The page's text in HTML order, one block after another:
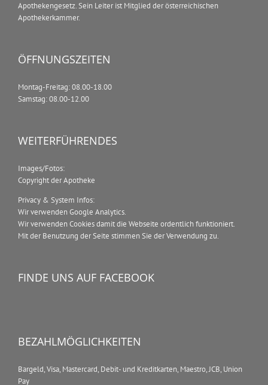
Apothekengesetz. Sein Leiter ist Mitglied der österreichischen
Apothekerkammer.
ÖFFNUNGSZEITEN
Montag-Freitag: 08.00-18.00
Samstag: 08.00-12.00
WEITERFÜHRENDES
Images/Fotos:
Copyright der Apotheke
Privacy & System Infos:
Wir verwenden Google Analytics.
Wir verwenden Cookies damit die Webseite ordentlich funktioniert.
Mit der Benutzung der Seite stimmen Sie der Verwendung zu.
FINDE UNS AUF FACEBOOK
BEZAHLMÖGLICHKEITEN
Bargeld, Visa, Mastercard, Debit- und Kreditkarten, Maestro, JCB, Union
Pay